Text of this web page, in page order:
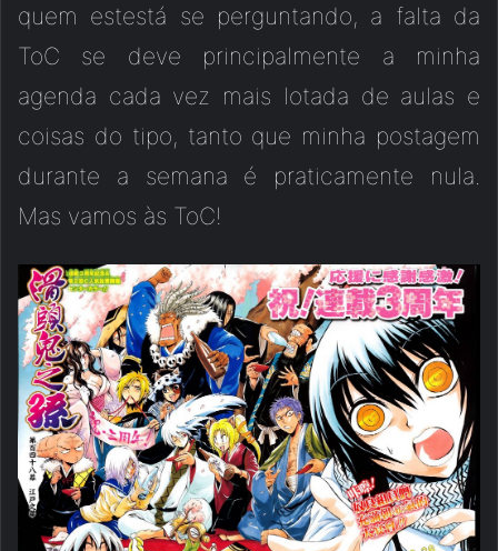
quem estestá se perguntando, a falta da
ToC se deve principalmente a minha
agenda cada vez mais lotada de aulas e
coisas do tipo, tanto que minha postagem
durante a semana é praticamente nula.
Mas vamos às ToC!